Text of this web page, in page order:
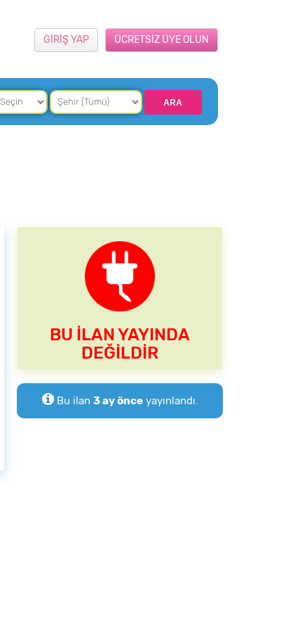
ÜCRETSİZ ÜYE OLUN
GİRİŞ YAP
BU İLAN YAYINDA
DEĞİLDİR
Bu ilan 3 ay önceyayınlandı.